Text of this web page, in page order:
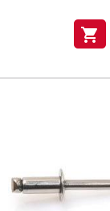
shopping_cart